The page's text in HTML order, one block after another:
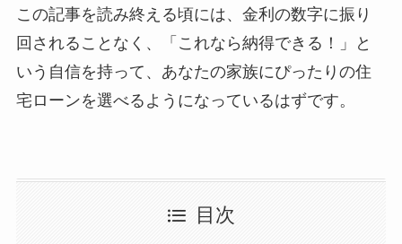
この記事を読み終える頃には、金利の数字に振り
回されることなく、「これなら納得できる！」と
いう自信を持って、あなたの家族にぴったりの住
宅ローンを選べるようになっているはずです。
目次